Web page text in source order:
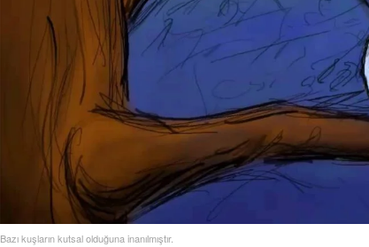
Bazı kuşların kutsal olduğuna inanılmıştır.